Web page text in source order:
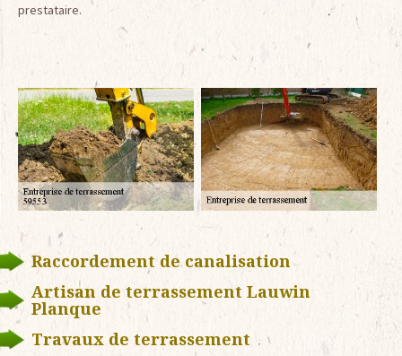
prestataire.
Raccordement de canalisation
Artisan de terrassement Lauwin
Planque
Travaux de terrassement